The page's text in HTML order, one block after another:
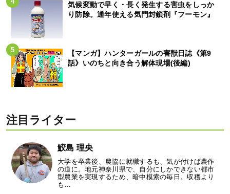
気候変動で早く・長く発生する害虫をしっか
り防除。通年使える気門封鎖剤『フーモン』
【マンガ】ハンターガールの害獣日誌《第9
話》いのちと向き合う解体現場(後編)
注目ライター
鮫島 理央
大学を卒業後、農協に就職するも、気が付けば農作
の道に。地元神奈川県で、自分にしかできない都市
型農業を実現するため、暗中模索の毎日。収穫より
も…